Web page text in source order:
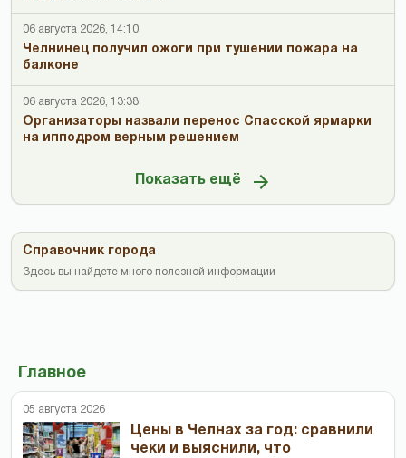
06 августа 2026, 14:10
Челнинец получил ожоги при тушении пожара на
балконе
06 августа 2026, 13:38
Организаторы назвали перенос Спасской ярмарки
на ипподром верным решением
Показать ещё
Справочник города
Здесь вы найдете много полезной информации
Главное
05 августа 2026
Цены в Челнах за год: сравнили
чеки и выяснили, что